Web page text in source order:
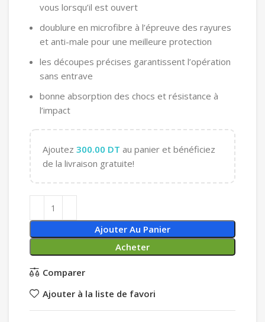
vous lorsqu’il est ouvert
doublure en microfibre à l’épreuve des rayures
et anti-male pour une meilleure protection
les découpes précises garantissent l’opération
sans entrave
bonne absorption des chocs et résistance à
l’impact
Ajoutez 300.00 DT au panier et bénéficiez
de la livraison gratuite!
Ajouter Au Panier
Acheter
Comparer
Ajouter à la liste de favori